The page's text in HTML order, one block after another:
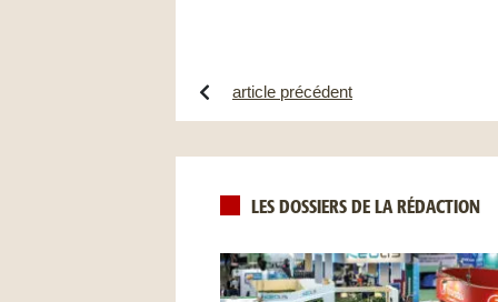
article précédent
LES DOSSIERS DE LA RÉDACTION